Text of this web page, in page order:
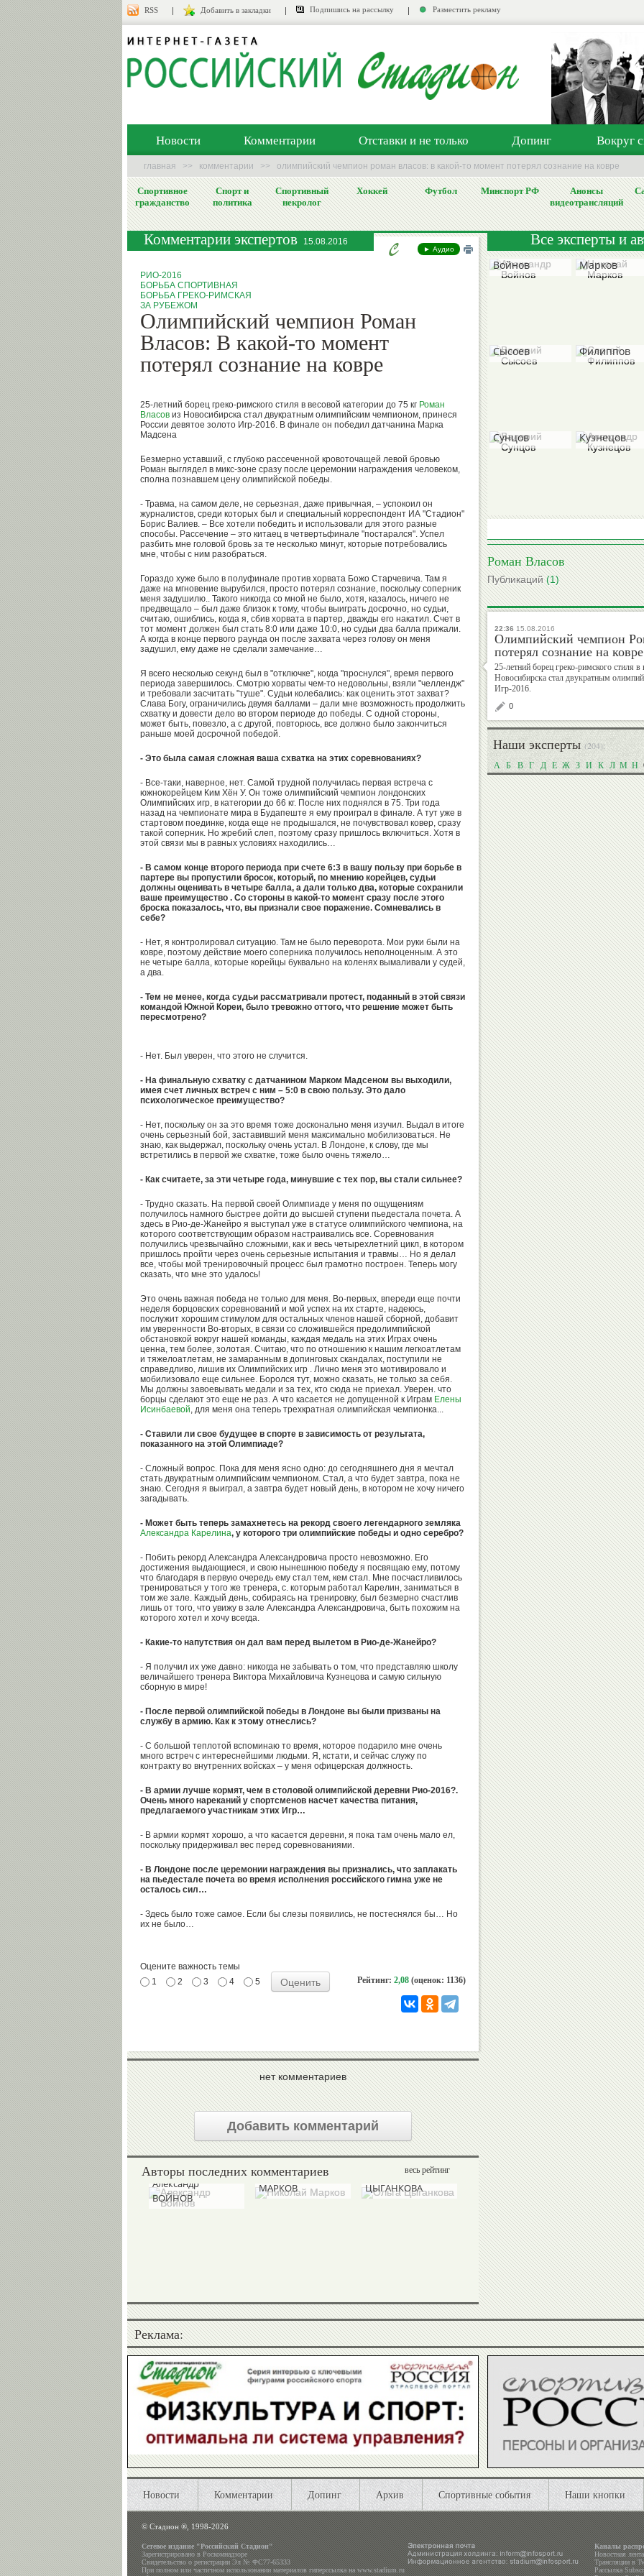
RSS Добавить в закладки Подпишись на рассылку Разместить рекламу
Новости Комментарии Отставки и не только Допинг Вокруг
главная >> комментарии >> олимпийский чемпион роман власов: в какой-то момент потерял сознание на ковре
Спортивное
гражданство
Спорт и
политика
Спортивный
некролог
Хоккей Футбол Минспорт РФ
Анонсы
видеотрансляций
Комментарии экспертов 15.08.2016
► Аудио
РИО-2016
БОРЬБА СПОРТИВНАЯ
БОРЬБА ГРЕКО-РИМСКАЯ
ЗА РУБЕЖОМ
Олимпийский чемпион Роман
Власов: В какой-то момент
потерял сознание на ковре
25-летний борец греко-римского стиля в весовой категории до 75 кг Роман
Власов из Новосибирска стал двукратным олимпийским чемпионом, принеся
России девятое золото Игр-2016. В финале он победил датчанина Марка
Мадсена
Безмерно уставший, с глубоко рассеченной кровоточащей левой бровью
Роман выглядел в микс-зоне сразу после церемонии награждения человеком,
сполна познавшем цену олимпийской победы.
- Травма, на самом деле, не серьезная, даже привычная, – успокоил он
журналистов, среди которых был и специальный корреспондент ИА "Стадион"
Борис Валиев. – Все хотели победить и использовали для этого разные
способы. Рассечение – это китаец в четвертьфинале "постарался". Успел
разбить мне головой бровь за те несколько минут, которые потребовались
мне, чтобы с ним разобраться.
Гораздо хуже было в полуфинале против хорвата Божо Старчевича. Там я
даже на мгновение вырубился, просто потерял сознание, поскольку соперник
меня задушилю.. Такого никогда со мной не было, хотя, казалось, ничего не
предвещало – был даже близок к тому, чтобы выиграть досрочно, но судьи,
считаю, ошиблись, когда я, сбив хорвата в партер, дважды его накатил. Счет в
тот момент должен был стать 8:0 или даже 10:0, но судьи два балла прижали.
А когда в конце первого раунда он после захвата через голову он меня
задушил, ему даже не сделали замечание…
Я всего несколько секунд был в "отключке", когда "проснулся", время первого
периода завершилось. Смотрю хорваты чем-то недовольны, взяли "челлендж"
и требовали засчитать "туше". Судьи колебались: как оценить этот захват?
Слава Богу, ограничились двумя баллами – дали мне возможность продолжить
схватку и довести дело во втором периоде до победы. С одной стороны,
может быть, повезло, а с другой, повторюсь, все должно было закончиться
раньше моей досрочной победой.
- Это была самая сложная ваша схватка на этих соревнованиях?
- Все-таки, наверное, нет. Самой трудной получилась первая встреча с
южнокорейцем Ким Хён У. Он тоже олимпийский чемпион лондонских
Олимпийских игр, в категории до 66 кг. После них поднялся в 75. Три года
назад на чемпионате мира в Будапеште я ему проиграл в финале. А тут уже в
стартовом поединке, когда еще не продышался, не почувствовал ковер, сразу
такой соперник. Но жребий слеп, поэтому сразу пришлось включиться. Хотя в
этой связи мы в равных условиях находились…
- В самом конце второго периода при счете 6:3 в вашу пользу при борьбе в
партере вы пропустили бросок, который, по мнению корейцев, судьи
должны оценивать в четыре балла, а дали только два, которые сохранили
ваше преимущество . Со стороны в какой-то момент сразу после этого
броска показалось, что, вы признали свое поражение. Сомневались в
себе?
- Нет, я контролировал ситуацию. Там не было переворота. Мои руки были на
ковре, поэтому действие моего соперника получилось неполноценным. А это
не четыре балла, которые корейцы буквально на коленях вымаливали у судей,
а два.
- Тем не менее, когда судьи рассматривали протест, поданный в этой связи
командой Южной Кореи, было тревожно оттого, что решение может быть
пересмотрено?
- Нет. Был уверен, что этого не случится.
- На финальную схватку с датчанином Марком Мадсеном вы выходили,
имея счет личных встреч с ним – 5:0 в свою пользу. Это дало
психологическое преимущество?
- Нет, поскольку он за это время тоже досконально меня изучил. Выдал в итоге
очень серьезный бой, заставивший меня максимально мобилизоваться. Не
знаю, как выдержал, поскольку очень устал. В Лондоне, к слову, где мы
встретились в первой же схватке, тоже было очень тяжело…
- Как считаете, за эти четыре года, минувшие с тех пор, вы стали сильнее?
- Трудно сказать. На первой своей Олимпиаде у меня по ощущениям
получилось намного быстрее дойти до высшей ступени пьедестала почета. А
здесь в Рио-де-Жанейро я выступал уже в статусе олимпийского чемпиона, на
которого соответствующим образом настраивались все. Соревнования
получились чрезвычайно сложными, как и весь четырехлетний цикл, в котором
пришлось пройти через очень серьезные испытания и травмы… Но я делал
все, чтобы мой тренировочный процесс был грамотно построен. Теперь могу
сказать, что мне это удалось!
Это очень важная победа не только для меня. Во-первых, впереди еще почти
неделя борцовских соревнований и мой успех на их старте, надеюсь,
послужит хорошим стимулом для остальных членов нашей сборной, добавит
им уверенности Во-вторых, в связи со сложившейся предолимпийской
обстановкой вокруг нашей команды, каждая медаль на этих Играх очень
ценна, тем более, золотая. Считаю, что по отношению к нашим легкоатлетам
и тяжелоатлетам, не замаранным в допинговых скандалах, поступили не
справедливо, лишив их Олимпийских игр . Лично меня это мотивировало и
мобилизовало еще сильнее. Боролся тут, можно сказать, не только за себя.
Мы должны завоевывать медали и за тех, кто сюда не приехал. Уверен. что
борцы сделают это еще не раз. А что касается не допущенной к Играм Елены
Исинбаевой, для меня она теперь трехкратная олимпийская чемпионка...
- Ставили ли свое будущее в спорте в зависимость от результата,
показанного на этой Олимпиаде?
- Сложный вопрос. Пока для меня ясно одно: до сегодняшнего дня я мечтал
стать двукратным олимпийским чемпионом. Стал, а что будет завтра, пока не
знаю. Сегодня я выиграл, а завтра будет новый день, в котором не хочу ничего
загадывать.
- Может быть теперь замахнетесь на рекорд своего легендарного земляка
Александра Карелина, у которого три олимпийские победы и одно серебро?
- Побить рекорд Александра Александровича просто невозможно. Его
достижения выдающиеся, и свою нынешнюю победу я посвящаю ему, потому
что благодаря в первую очередь ему стал тем, кем стал. Мне посчастливилось
тренироваться у того же тренера, с. которым работал Карелин, заниматься в
том же зале. Каждый день, собираясь на тренировку, был безмерно счастлив
лишь от того, что увижу в зале Александра Александровича, быть похожим на
которого хотел и хочу всегда.
- Какие-то напутствия он дал вам перед вылетом в Рио-де-Жанейро?
- Я получил их уже давно: никогда не забывать о том, что представляю школу
величайшего тренера Виктора Михайловича Кузнецова и самую сильную
сборную в мире!
- После первой олимпийской победы в Лондоне вы были призваны на
службу в армию. Как к этому отнеслись?
- С большой теплотой вспоминаю то время, которое подарило мне очень
много встреч с интереснейшими людьми. Я, кстати, и сейчас служу по
контракту во внутренних войсках – у меня офицерская должность.
- В армии лучше кормят, чем в столовой олимпийской деревни Рио-2016?.
Очень много нареканий у спортсменов насчет качества питания,
предлагаемого участникам этих Игр…
- В армии кормят хорошо, а что касается деревни, я пока там очень мало ел,
поскольку придерживал вес перед соревнованиями.
- В Лондоне после церемонии награждения вы признались, что заплакать
на пьедестале почета во время исполнения российского гимна уже не
осталось сил…
- Здесь было тоже самое. Если бы слезы появились, не постеснялся бы… Но
их не было…
Оцените важность темы
Рейтинг: 2,08 (оценок: 1136)
1 2 3 4 5
нет комментариев
Добавить комментарий
весь рейтинг
Авторы последних комментариев
Александр
ВОЙНОВ
Николай
МАРКОВ
ЦЫГАНКОВА
Татьяна
ПОЛУХИНА
Валерий
СЫСОЕВ
Все эксперты и
Александр
Войнов
Николай
Марков
Сысоев
Филиппов
Сунцов
Кузнецов
Степанов
Гришин
Вячеслав
Колосков
Виктор
Коноплев
Валерий
Штейнбах
Михаил
Рудольф
Незвецкий
Алексей
Власенко
Дмитрий
Дубровский
Екатерина
Киселева
Георгий
Брюсов
Владимир
Гескин
Сергей
Алексеев
Игорь
Горин
Анатолий
Царик
Александр
Душанин
Николай
Спинев
Хасанби
Таов
Вадим
Иванов
Бувайсар
Сайтиев
Александр
Карелин
Николай
Попов
Денис
Аблязин
Валентина
Родионенко
Вячеслав
Фетисов
Ксения
Семенова
Александр
Москаленко
Валентин
Писеев
Олег
Емельянов
Валерий
Муратов
Иван
Утробин
Александр
Коган
Александр
Горшков
Никита
Нагорный
Виталий
Давыдов
Анатолий
Ионов
Омар
Муртузалиев
Наталья
Ярыгина
Валерий
Резанцев
Эльмира
Мирзоева
Дмитрий
Билозерчев
Эцио
Гамба
Татьяна
Голдобина
Ирина
Кравчук
Алла
Шишкина
Владимир
Тимошинин
Людмила
Титова
Галина
Шиповалова
Роман Власов
Публикаций(1)
22:36 15.08.2016
Олимпийский чемпион
потерял сознание на ковре
25-летний борец греко-римского стиля
Новосибирска стал двукратным
Игр-2016.
0
Наши эксперты(204):
А Б В Г Д Е Ж З И К Л М Н
Реклама:
Новости Комментарии Допинг Архив Спортивные события Наши кнопки
©Стадион ®, 1998-2026
Сетевое издание "Российский Стадион"
Зарегистрировано в Роскомнадзоре
Свидетельство о регистрации Эл № ФС77-65333
При полном или частичном использовании материалов гиперссылка наwww.stadium.ru
Каналы
Новостная
Трансляции в
Рассылка